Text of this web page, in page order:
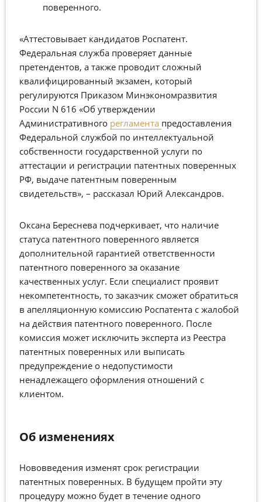
поверенного.
«Аттестовывает кандидатов Роспатент.
Федеральная служба проверяет данные
претендентов, а также проводит сложный
квалифицированный экзамен, который
регулируются Приказом Минэкономразвития
России N 616 «Об утверждении
Административного регламента предоставления
Федеральной службой по интеллектуальной
собственности государственной услуги по
аттестации и регистрации патентных поверенных
РФ, выдаче патентным поверенным
свидетельств», – рассказал Юрий Александров.
Оксана Береснева подчеркивает, что наличие
статуса патентного поверенного является
дополнительной гарантией ответственности
патентного поверенного за оказание
качественных услуг. Если специалист проявит
некомпетентность, то заказчик сможет обратиться
в апелляционную комиссию Роспатента с жалобой
на действия патентного поверенного. После
комиссия может исключить эксперта из Реестра
патентных поверенных или выписать
предупреждение о недопустимости
ненадлежащего оформления отношений с
клиентом.
Об изменениях
Нововведения изменят срок регистрации
патентных поверенных. В будущем пройти эту
процедуру можно будет в течение одного